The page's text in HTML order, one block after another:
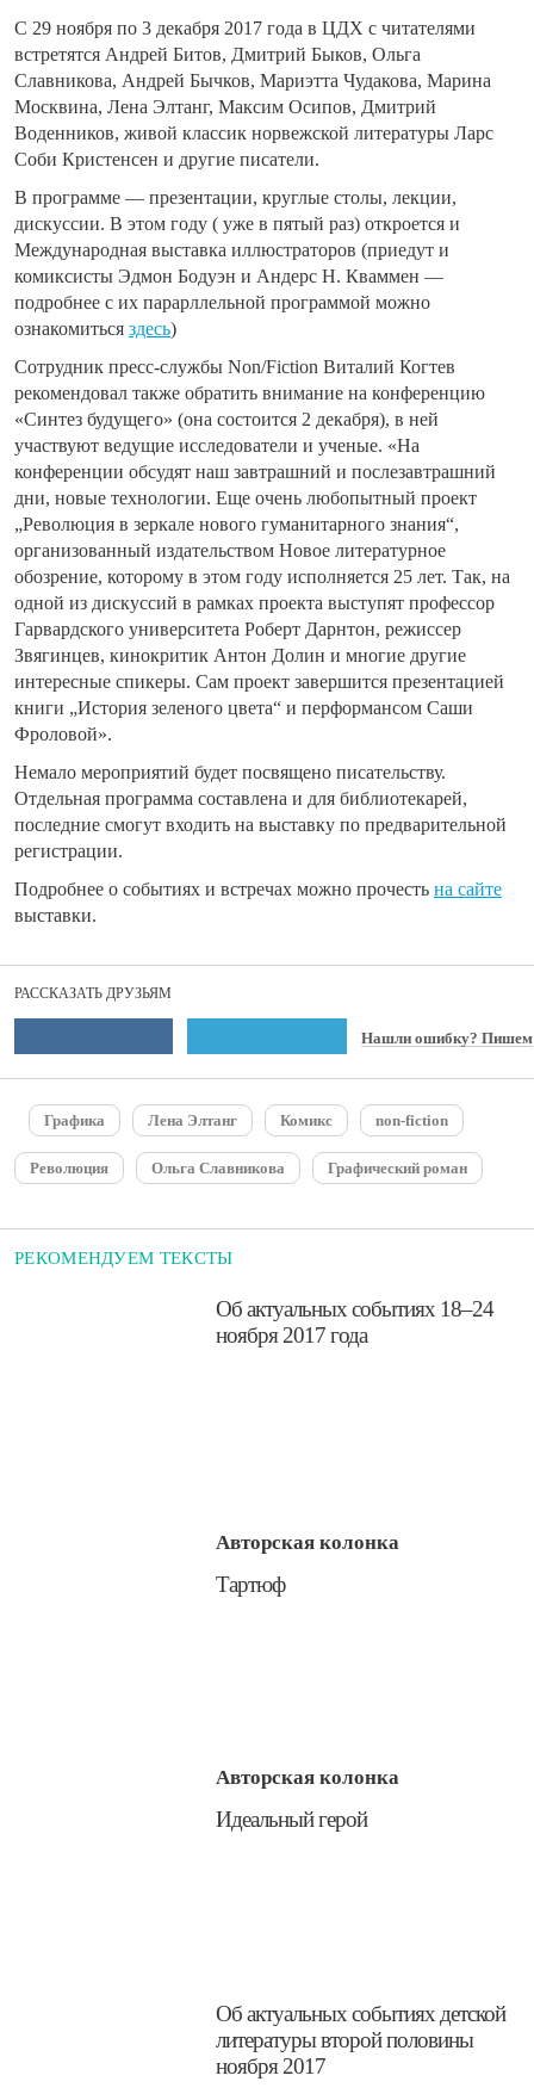
С 29 ноября по 3 декабря 2017 года в ЦДХ с читателями
встретятся Андрей Битов, Дмитрий Быков, Ольга
Славникова, Андрей Бычков, Мариэтта Чудакова, Марина
Москвина, Лена Элтанг, Максим Осипов, Дмитрий
Воденников, живой классик норвежской литературы Ларс
Соби Кристенсен и другие писатели.
В программе — презентации, круглые столы, лекции,
дискуссии. В этом году ( уже в пятый раз) откроется и
Международная выставка иллюстраторов (приедут и
комиксисты Эдмон Бодуэн и Андерс Н. Кваммен —
подробнее с их парарллельной программой можно
ознакомиться здесь)
Сотрудник пресс-службы Non/Fiction Виталий Когтев
рекомендовал также обратить внимание на конференцию
«Синтез будущего» (она состоится 2 декабря), в ней
участвуют ведущие исследователи и ученые. «На
конференции обсудят наш завтрашний и послезавтрашний
дни, новые технологии. Еще очень любопытный проект
„Революция в зеркале нового гуманитарного знания“,
организованный издательством Новое литературное
обозрение, которому в этом году исполняется 25 лет. Так, на
одной из дискуссий в рамках проекта выступят профессор
Гарвардского университета Роберт Дарнтон, режиссер
Звягинцев, кинокритик Антон Долин и многие другие
интересные спикеры. Сам проект завершится презентацией
книги „История зеленого цвета“ и перформансом Саши
Фроловой».
Немало мероприятий будет посвящено писательству.
Отдельная программа составлена и для библиотекарей,
последние смогут входить на выставку по предварительной
регистрации.
Подробнее о событиях и встречах можно прочесть на сайте
выставки.
РАССКАЗАТЬ ДРУЗЬЯМ
Нашли ошибку? Пишем
Графика Лена Элтанг Комикс non-fiction
Революция Ольга Славникова Графический роман
РЕКОМЕНДУЕМ ТЕКСТЫ
​Об актуальных событиях 18–24
ноября 2017 года
Авторская колонка
​Тартюф
Авторская колонка
​Идеальный герой
Об актуальных событиях детской
литературы второй половины
ноября 2017